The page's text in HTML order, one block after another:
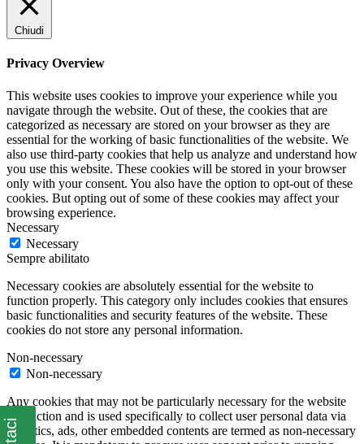
Chiudi
Privacy Overview
This website uses cookies to improve your experience while you
navigate through the website. Out of these, the cookies that are
categorized as necessary are stored on your browser as they are
essential for the working of basic functionalities of the website. We
also use third-party cookies that help us analyze and understand how
you use this website. These cookies will be stored in your browser
only with your consent. You also have the option to opt-out of these
cookies. But opting out of some of these cookies may affect your
browsing experience.
Necessary
Necessary
Sempre abilitato
Necessary cookies are absolutely essential for the website to
function properly. This category only includes cookies that ensures
basic functionalities and security features of the website. These
cookies do not store any personal information.
Non-necessary
Non-necessary
Any cookies that may not be particularly necessary for the website
to function and is used specifically to collect user personal data via
analytics, ads, other embedded contents are termed as non-necessary